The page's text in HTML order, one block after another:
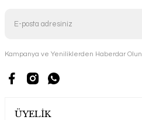
Kampanya ve Yeniliklerden Haberdar Olun
ÜYELİK